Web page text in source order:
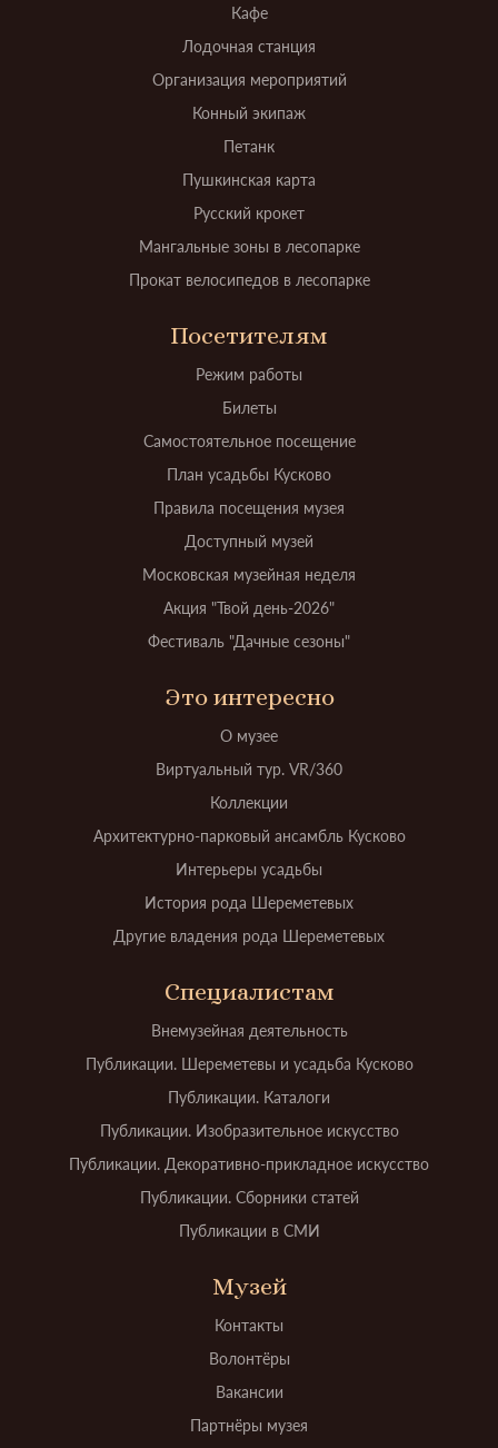
Кафе
Лодочная станция
Организация мероприятий
Конный экипаж
Петанк
Пушкинская карта
Русский крокет
Мангальные зоны в лесопарке
Прокат велосипедов в лесопарке
Посетителям
Режим работы
Билеты
Самостоятельное посещение
План усадьбы Кусково
Правила посещения музея
Доступный музей
Московская музейная неделя
Акция "Твой день-2026"
Фестиваль "Дачные сезоны"
Это интересно
О музее
Виртуальный тур. VR/360
Коллекции
Архитектурно-парковый ансамбль Кусково
Интерьеры усадьбы
История рода Шереметевых
Другие владения рода Шереметевых
Специалистам
Внемузейная деятельность
Публикации. Шереметевы и усадьба Кусково
Публикации. Каталоги
Публикации. Изобразительное искусство
Публикации. Декоративно-прикладное искусство
Публикации. Сборники статей
Публикации в СМИ
Музей
Контакты
Волонтёры
Вакансии
Партнёры музея